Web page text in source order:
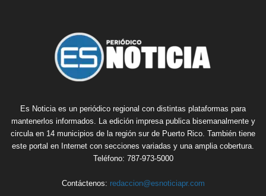
Es Noticia es un periódico regional con distintas plataformas para
mantenerlos informados. La edición impresa publica bisemanalmente y
circula en 14 municipios de la región sur de Puerto Rico. También tiene
este portal en Internet con secciones variadas y una amplia cobertura.
Teléfono: 787-973-5000
Contáctenos: redaccion@esnoticiapr.com